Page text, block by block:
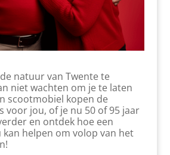
natuur van Twente te
niet wachten om je te laten
scootmobiel kopen de
voor jou, of je nu 50 of 95 jaar
en ontdek hoe een
helpen om volop van het